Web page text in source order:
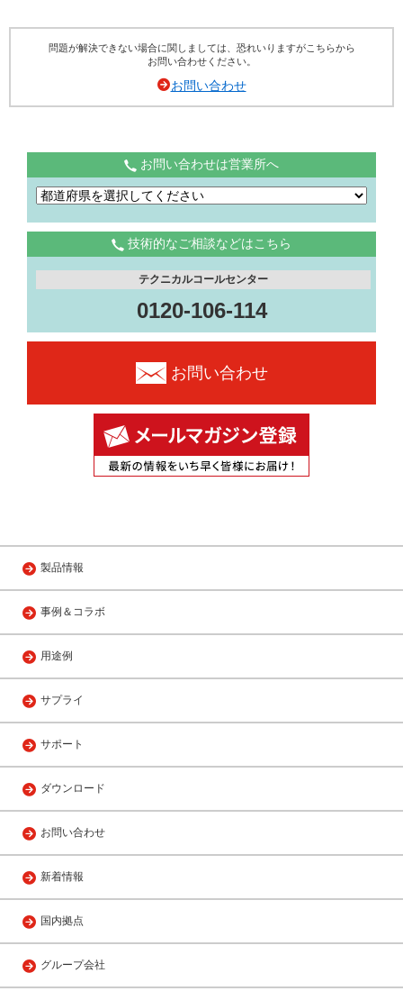
問題が解決できない場合に関しましては、恐れいりますがこちらから
お問い合わせください。
お問い合わせ
お問い合わせは営業所へ
技術的なご相談などはこちら
テクニカルコールセンター
0120-106-114
お問い合わせ
製品情報
事例＆コラボ
用途例
サプライ
サポート
ダウンロード
お問い合わせ
新着情報
国内拠点
グループ会社